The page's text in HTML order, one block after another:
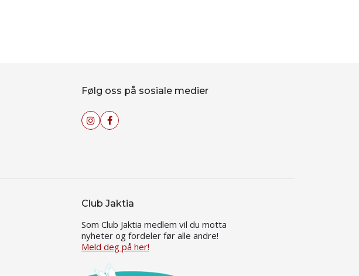
Følg oss på sosiale medier
Club Jaktia
Som Club Jaktia medlem vil du motta
nyheter og fordeler før alle andre!
Meld deg på her!